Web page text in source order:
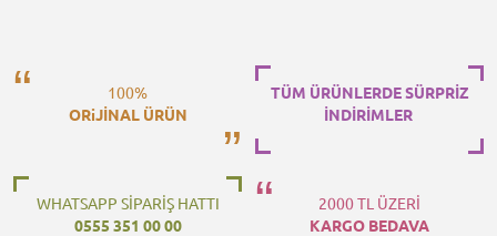
100%
ORiJİNAL ÜRÜN
TÜM ÜRÜNLERDE SÜRPRİZ
İNDİRİMLER
WHATSAPP SİPARİŞ HATTI
0555 351 00 00
2000 TL ÜZERİ
KARGO BEDAVA